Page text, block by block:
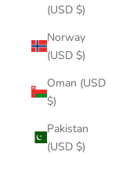
(USD $)
Norway
(USD $)
Oman (USD
$)
Pakistan
(USD $)